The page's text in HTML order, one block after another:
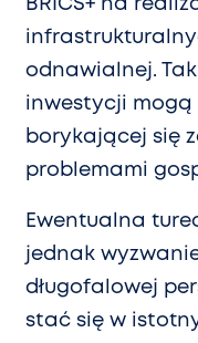
BRICS+ na
odnawialnej.
inwestycji
borykającej się
problemami
Ewentualna
jednak
długofalowej
stać się w